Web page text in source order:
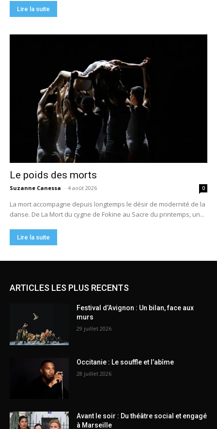
ARTICLES LES PLUS RECENTS
Festival d’Avignon : Un bilan, face aux
murs
29 juillet 2026
Occitanie : Le souffle et l’abîme
28 juillet 2026
Avant le soir : Du théâtre social et engagé
à Marseille